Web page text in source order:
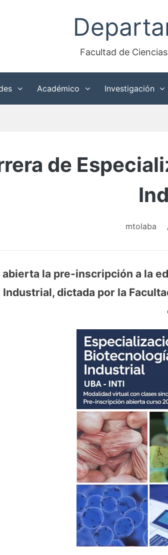
Facultad de
Académico Investigación
de
mtolaba
la pre-inscripción a la
dictada por la